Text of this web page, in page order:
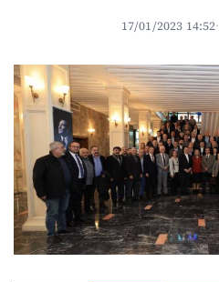
17/01/2023 14:52·